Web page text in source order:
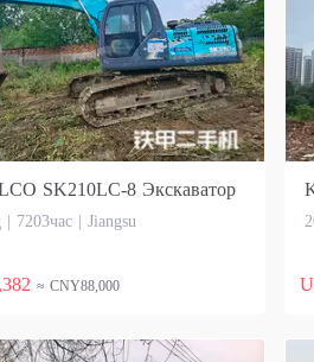
SK210LC-8 Экскаватор
| 7203час | Jiangsu
≈ CNY88,000